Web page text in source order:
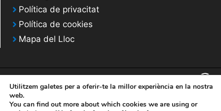
Política de privacitat
Política de cookies
Mapa del Lloc
Utilitzem galetes per a oferir-te la millor experiència en la nostra
web.
You can find out more about which cookies we are using or